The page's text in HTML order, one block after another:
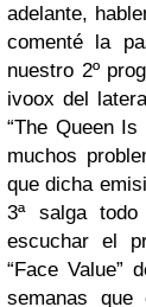
adelante,
comenté la
nuestro 2º
ivoox del
“The Queen
muchos
que dicha
3ª salga
escuchar el
“Face Value”
semanas